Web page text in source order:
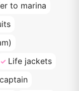
to marina
Life jackets